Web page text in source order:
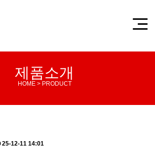
제품소개
HOME > PRODUCT
25-12-11 14:01